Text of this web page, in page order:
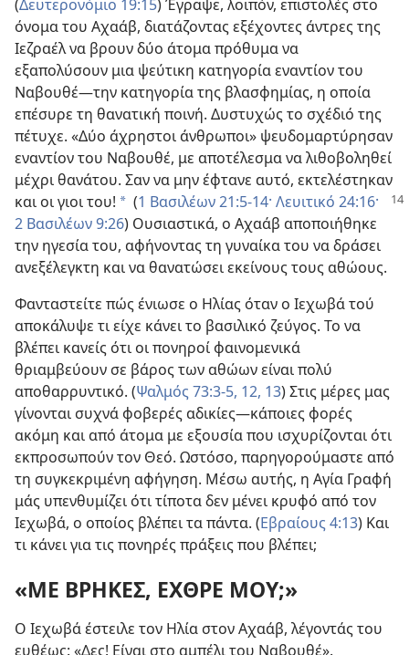
(Δευτερονόμιο 19:15) Έγραψε, λοιπόν, επιστολές στο
όνομα του Αχαάβ, διατάζοντας εξέχοντες άντρες της
Ιεζραέλ να βρουν δύο άτομα πρόθυμα να
εξαπολύσουν μια ψεύτικη κατηγορία εναντίον του
Ναβουθέ​—την κατηγορία της βλασφημίας, η οποία
επέσυρε τη θανατική ποινή. Δυστυχώς το σχέδιό της
πέτυχε. «Δύο άχρηστοι άνθρωποι» ψευδομαρτύρησαν
εναντίον του Ναβουθέ, με αποτέλεσμα να λιθοβοληθεί
μέχρι θανάτου. Σαν να μην έφτανε αυτό, εκτελέστηκαν
και οι γιοι του! * (1 Βασιλέων 21:5-14· Λευιτικό 24:16·
2 Βασιλέων 9:26) Ουσιαστικά, ο Αχαάβ αποποιήθηκε
την ηγεσία του, αφήνοντας τη γυναίκα του να δράσει
ανεξέλεγκτη και να θανατώσει εκείνους τους αθώους.
Φανταστείτε πώς ένιωσε ο Ηλίας όταν ο Ιεχωβά τού
αποκάλυψε τι είχε κάνει το βασιλικό ζεύγος. Το να
βλέπει κανείς ότι οι πονηροί φαινομενικά
θριαμβεύουν σε βάρος των αθώων είναι πολύ
αποθαρρυντικό. (Ψαλμός 73:3-5, 12, 13) Στις μέρες μας
γίνονται συχνά φοβερές αδικίες​—κάποιες φορές
ακόμη και από άτομα με εξουσία που ισχυρίζονται ότι
εκπροσωπούν τον Θεό. Ωστόσο, παρηγορούμαστε από
τη συγκεκριμένη αφήγηση. Μέσω αυτής, η Αγία Γραφή
μάς υπενθυμίζει ότι τίποτα δεν μένει κρυφό από τον
Ιεχωβά, ο οποίος βλέπει τα πάντα. (Εβραίους 4:13) Και
τι κάνει για τις πονηρές πράξεις που βλέπει;
«ΜΕ ΒΡΗΚΕΣ, ΕΧΘΡΕ ΜΟΥ;»
Ο Ιεχωβά έστειλε τον Ηλία στον Αχαάβ, λέγοντάς του
ευθέως: «Δες! Είναι στο αμπέλι του Ναβουθέ».